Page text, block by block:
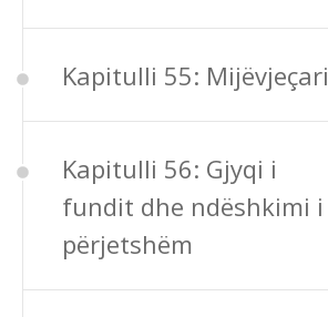
Kapitulli 55: Mijëvjeçari
Kapitulli 56: Gjyqi i
fundit dhe ndëshkimi i
përjetshëm